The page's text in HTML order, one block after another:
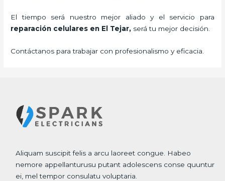
El tiempo será nuestro mejor aliado y el servicio para
reparación celulares en El Tejar, será tu mejor decisión.
Contáctanos para trabajar con profesionalismo y eficacia.
Aliquam suscipit felis a arcu laoreet congue. Habeo
nemore appellanturusu putant adolescens conse quuntur
ei, mel tempor consulatu voluptaria.